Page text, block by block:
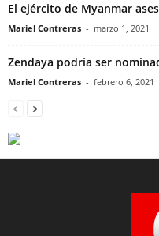
El ejército de Myanmar
Mariel Contreras - marzo 1, 2021
Zendaya podría ser
Mariel Contreras - febrero 6, 2021